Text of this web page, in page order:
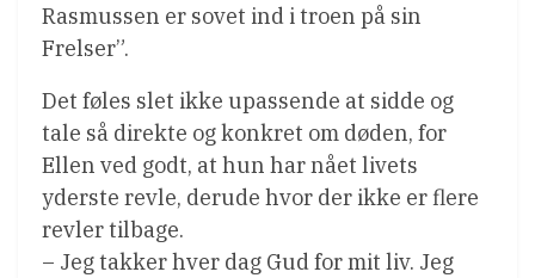
Rasmussen er sovet ind i troen på sin
Frelser”.
Det føles slet ikke upassende at sidde og
tale så direkte og konkret om døden, for
Ellen ved godt, at hun har nået livets
yderste revle, derude hvor der ikke er flere
revler tilbage.
– Jeg takker hver dag Gud for mit liv. Jeg